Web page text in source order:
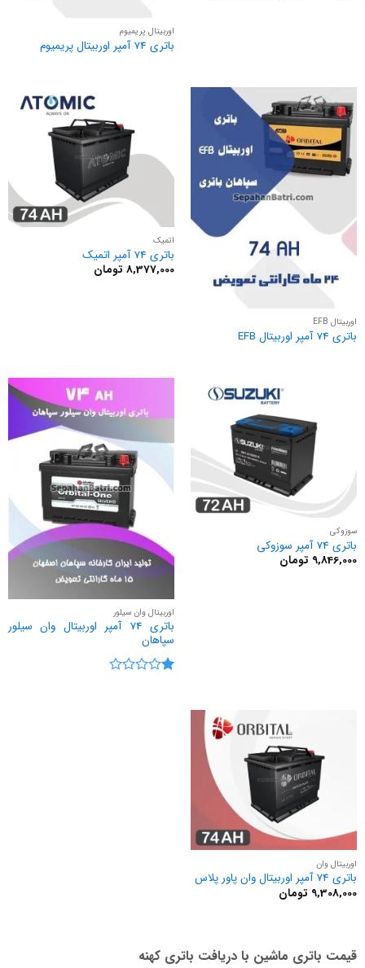
اوربیتال پریمیوم
باتری 74 آمپر اوربیتال پریمیوم
اوربیتال EFB
باتری 74 آمپر اوربیتال EFB
اتمیک
باتری 74 آمپر اتمیک
8,377,000 تومان
سوزوکی
باتری 74 آمپر سوزوکی
9,846,000 تومان
اوربیتال وان سیلور
باتری 74 آمپر اوربیتال وان سیلور
سپاهان
اوربیتال وان
باتری 74 آمپر اوربیتال وان پاور پلاس
9,308,000 تومان
قیمت باتری ماشین با دریافت باتری کهنه